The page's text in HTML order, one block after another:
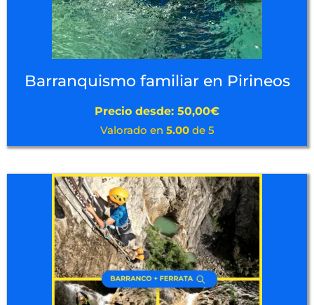
Barranquismo familiar en Pirineos
Precio desde: 50,00€
Valorado en 5.00de 5